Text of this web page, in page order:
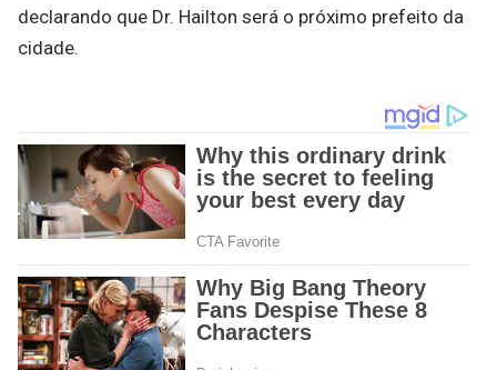
declarando que Dr. Hailton será o próximo prefeito da
cidade.